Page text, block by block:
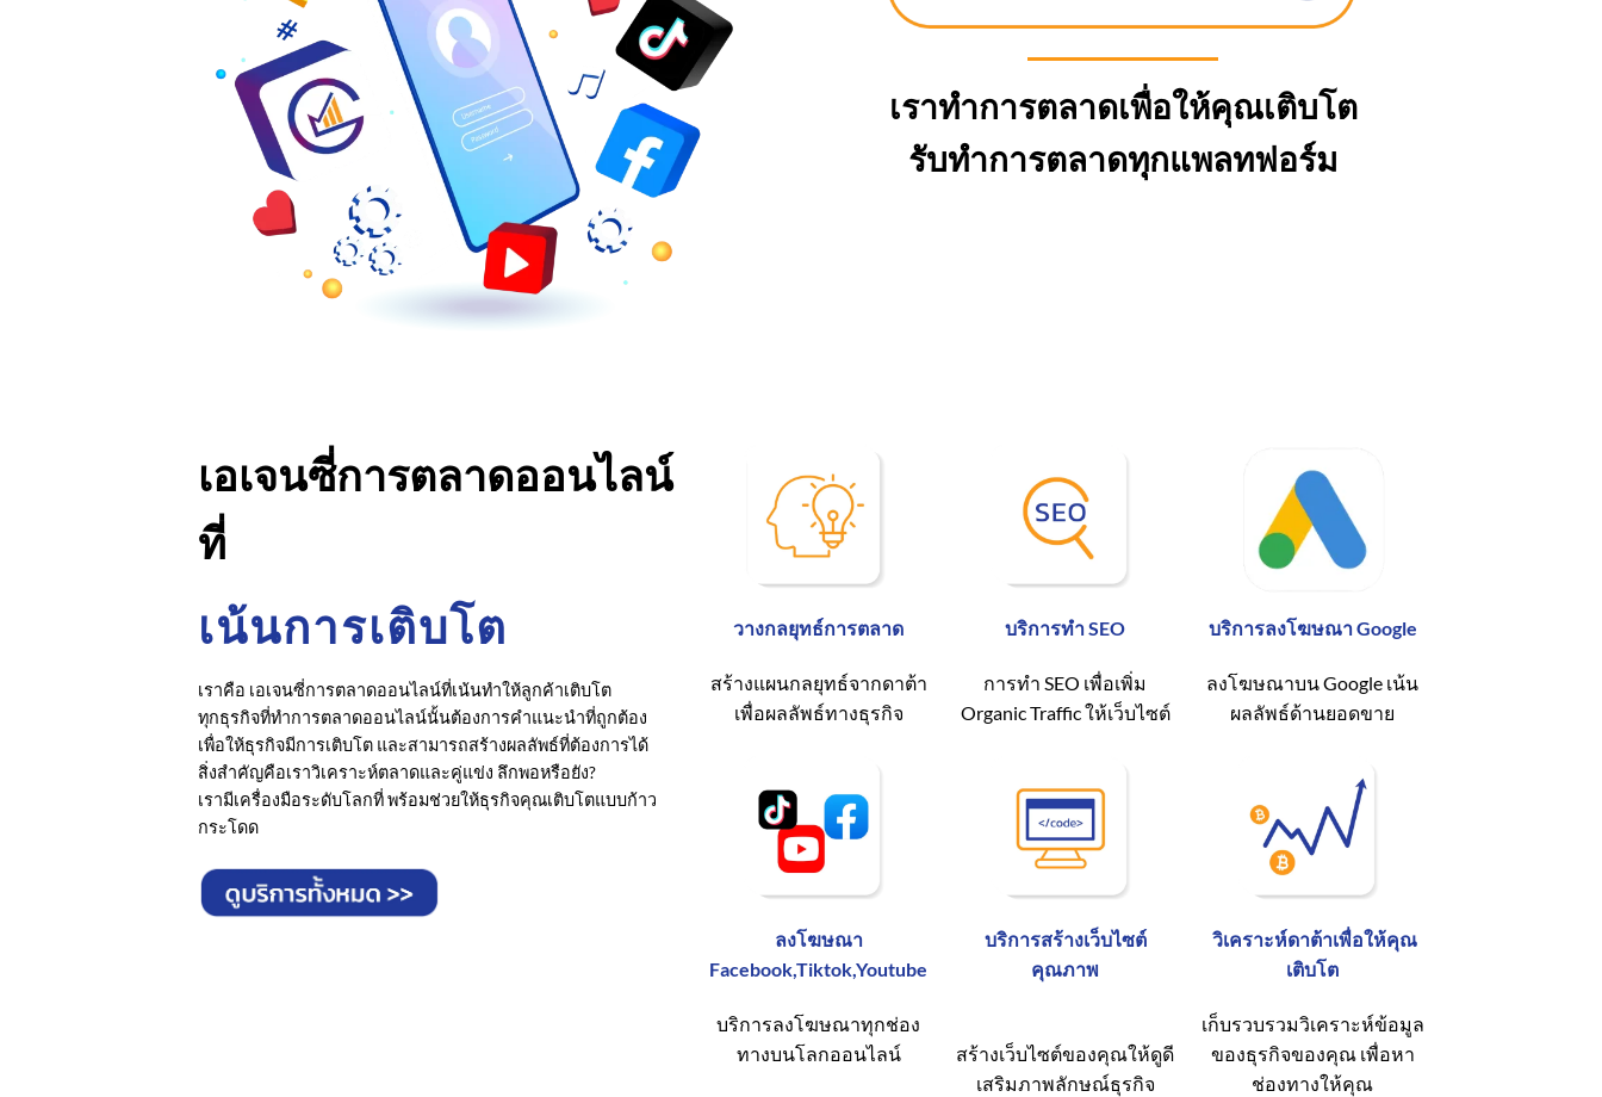
เราทำการตลาดเพื่อให้คุณเติบโต
รับทำการตลาดทุกแพลทฟอร์ม
เอเจนซี่การตลาดออนไลน์
ที่
เน้นการเติบโต
เราคือ เอเจนซี่การตลาดออนไลน์ที่เน้นทำให้ลูกค้าเติบโต
ทุกธุรกิจที่ทำการตลาดออนไลน์นั้นต้องการคำแนะนำที่ถูกต้อง
เพื่อให้ธุรกิจมีการเติบโต และสามารถสร้างผลลัพธ์ที่ต้องการได้
สิ่งสำคัญคือเราวิเคราะห์ตลาดและคู่แข่ง ลึกพอหรือยัง?
เรามีเครื่องมือระดับโลกที่ พร้อมช่วยให้ธุรกิจคุณเติบโตแบบก้าว
กระโดด
วางกลยุทธ์การตลาด
สร้างแผนกลยุทธ์จากดาต้า
เพื่อผลลัพธ์ทางธุรกิจ
บริการทำ SEO
การทำ SEO เพื่อเพิ่ม
Organic Traffic ให้เว็บไซต์
บริการลงโฆษณา Google
ลงโฆษณาบน Google เน้น
ผลลัพธ์ด้านยอดขาย
ลงโฆษณา
Facebook,Tiktok,Youtube
บริการลงโฆษณาทุกช่อง
ทางบนโลกออนไลน์
บริการสร้างเว็บไซต์
คุณภาพ
สร้างเว็บไซต์ของคุณให้ดูดี
เสริมภาพลักษณ์ธุรกิจ
วิเคราะห์ดาต้าเพื่อให้คุณ
เติบโต
เก็บรวบรวมวิเคราะห์ข้อมูล
ของธุรกิจของคุณ เพื่อหา
ช่องทางให้คุณ